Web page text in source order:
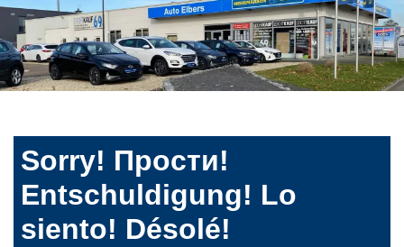
Sorry! Прости!
Entschuldigung! Lo
siento! Désolé!